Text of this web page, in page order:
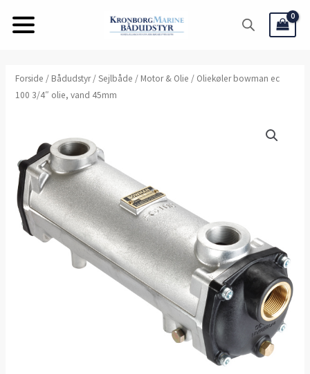
Forside / Bådudstyr/Sejlbåde / Motor & Olie / Oliekøler bowman ec
100 3/4″ olie, vand 45mm
Oliekøler
bowman
3/4"
olie,
vand
45mm
antal